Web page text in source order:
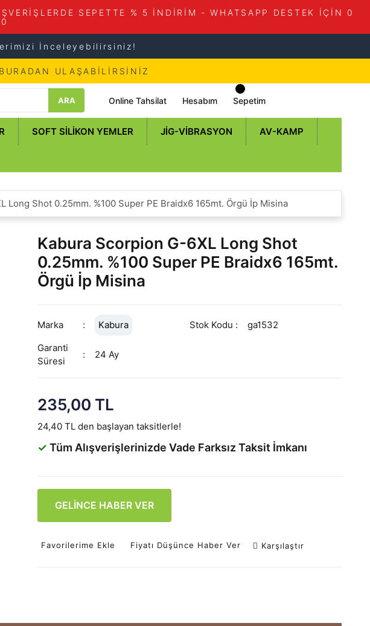
SEPETTE % 5 İNDİRİM - WHATSAPP DESTEK İÇİN 0
İnceleyebilirsiniz!
ULAŞABİLİRSİNİZ
ARA Online Tahsilat Hesabım Sepetim
SOFT SILIKON YEMLER JIG-VIBRASYON AV-KAMP
Long Shot 0.25mm. %100 Super PE Braidx6 165mt. Örgü İp Misina
Kabura Scorpion G-6XL Long Shot
0.25mm. %100 Super PE Braidx6 165mt.
Örgü İp Misina
Marka Kabura Stok Kodu
ga1532
Garanti
Süresi
24 Ay
235,00 TL
24,40 TL den başlayan taksitlerle!
✓ Tüm Alışverişlerinizde Vade Farksız Taksit İmkanı
GELİNCE HABER VER
Favorilerime Ekle Fiyatı Düşünce Haber Ver Karşılaştır